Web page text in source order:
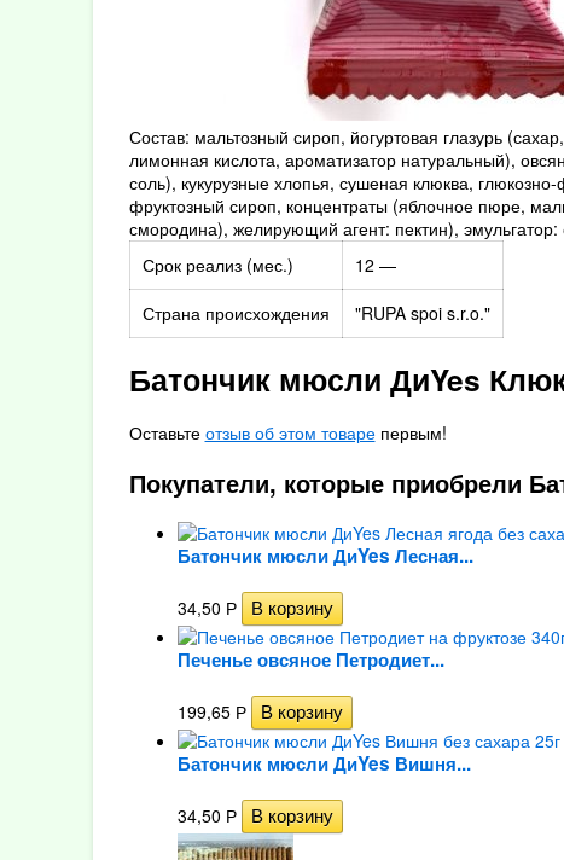
Состав: мальтозный сироп, йогуртовая глазурь
лимонная кислота, ароматизатор натуральный),
соль), кукурузные хлопья, сушеная клюква,
фруктозный сироп, концентраты (яблочное пюре,
смородина), желирующий агент: пектин),
Срок реализ (мес.)
12 —
Страна происхождения
"RUPA spoi s.r.o."
Батончик мюсли ДиYes
Оставьте отзыв об этом товарепервым!
Покупатели, которые приобрели
Батончик мюсли ДиYes Лесная...
34,50 Р
Печенье овсяное Петродиет...
199,65 Р
Батончик мюсли ДиYes Вишня...
34,50 Р